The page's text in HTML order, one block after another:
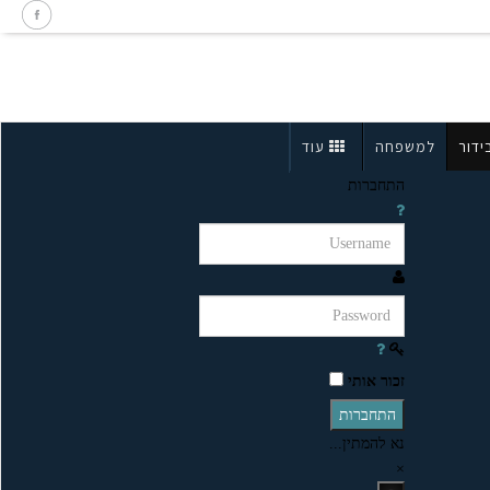
למשפחה עוד
התחברות
זכור אותי
התחברות
נא להמתין...
×